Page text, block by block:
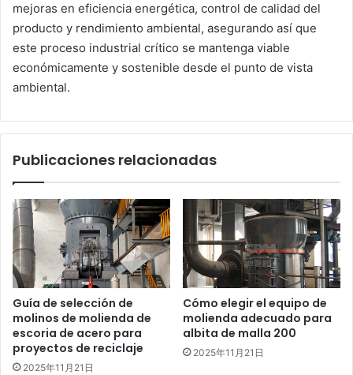
mejoras en eficiencia energética, control de calidad del
producto y rendimiento ambiental, asegurando así que
este proceso industrial crítico se mantenga viable
económicamente y sostenible desde el punto de vista
ambiental.
Publicaciones relacionadas
Guía de selección de
molinos de molienda de
escoria de acero para
proyectos de reciclaje
2025年11月21日
Cómo elegir el equipo de
molienda adecuado para
albita de malla 200
2025年11月21日